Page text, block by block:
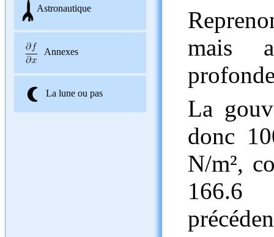
Astronautique
Annexes
La lune ou pas
mais
La
donc
N/m²,
166.6